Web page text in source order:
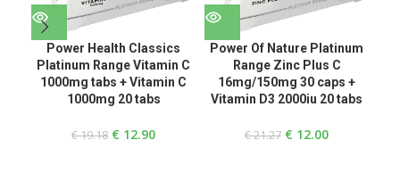
Power Health Classics
Platinum Range Vitamin C
1000mg tabs + Vitamin C
1000mg 20 tabs
€19.18 € 12.90
Power Of Nature Platinum
Range Zinc Plus C
16mg/150mg 30 caps +
Vitamin D3 2000iu 20 tabs
€21.27 € 12.00